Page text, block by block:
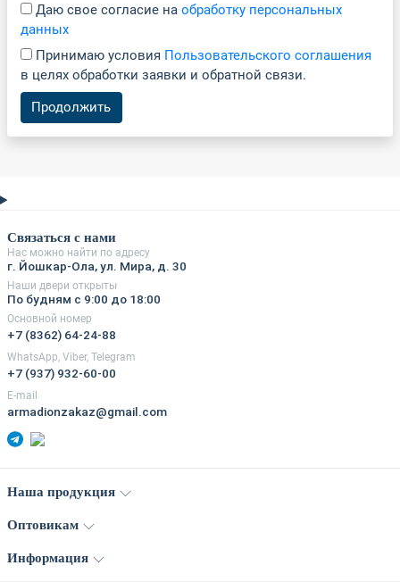
Даю свое согласие на обработку персональных
данных
Принимаю условия Пользовательского соглашения
в целях обработки заявки и обратной связи.
Продолжить
Связаться с нами
Нас можно найти по адресу
г. Йошкар-Ола, ул. Мира, д. 30
Наши двери открыты
По будням с 9:00 до 18:00
Основной номер
+7 (8362) 64-24-88
WhatsApp, Viber, Telegram
+7 (937) 932-60-00
E-mail
armadionzakaz@gmail.com
Наша продукция
Оптовикам
Информация